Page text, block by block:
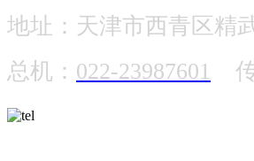
地址：天津市西青区精
总机： 022-23987601 传